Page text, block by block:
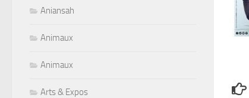
Aniansah
Animaux
Animaux
Arts & Expos